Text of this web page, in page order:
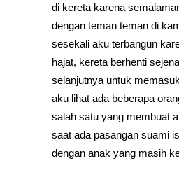
di kereta karena
dengan teman teman di
sesekali aku terbangun
hajat, kereta berhenti
selanjutnya untuk
aku lihat ada beberapa
salah satu yang membuat
saat ada pasangan suami
dengan anak yang masih